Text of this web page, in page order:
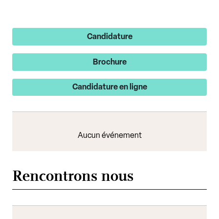
Candidature
Brochure
Candidature en ligne
Aucun événement
Rencontrons nous